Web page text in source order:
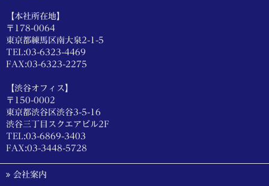
【本社所在地】
〒178-0064
東京都練馬区南大泉2-1-5
TEL:03-6323-4469
FAX:03-6323-2275
【渋谷オフィス】
〒150-0002
東京都渋谷区渋谷3-5-16
渋谷三丁目スクエアビル2F
TEL:03-6869-3403
FAX:03-3448-5728
会社案内